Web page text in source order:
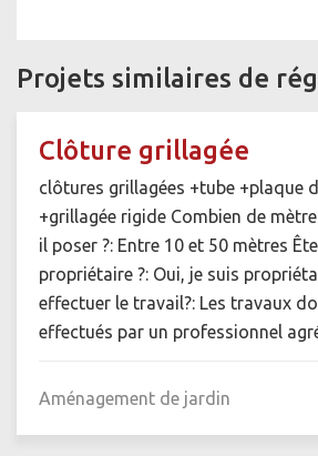
Projets similaires de
Clôture grillagée
clôtures grillagées +tube +plaque
+grillagée rigide Combien de
il poser ?: Entre 10 et 50 mètres
propriétaire ?: Oui, je suis
effectuer le travail?: Les travaux
effectués par un professionnel
Aménagement de jardin